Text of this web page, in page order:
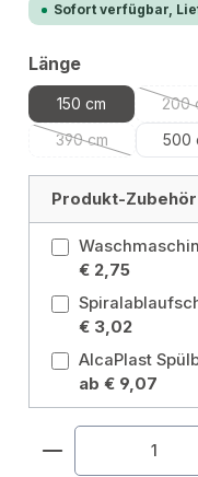
Sofort verfügbar,
Längeauswählen
150 cm 200
390 cm
(Diese Option ist
500
Produkt-
€ 2,75
€ 3,02
ab € 9,07
Produkt Anzahl: